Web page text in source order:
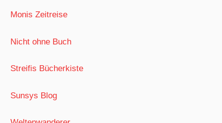
Monis Zeitreise
Nicht ohne Buch
Streifis Bücherkiste
Sunsys Blog